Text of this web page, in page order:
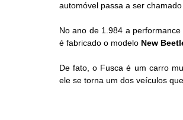
automóvel passa a ser
No ano de 1.984 a
é fabricado o modelo New
De fato, o Fusca é um carro
ele se torna um dos veículos